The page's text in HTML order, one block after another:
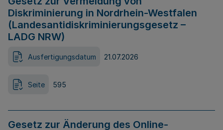
Diskriminierung in Nordrhein-Westfalen
(Landesantidiskriminierungsgesetz –
LADG NRW)
Ausfertigungsdatum 21.07.2026
Seite 595
Gesetz zur Änderung des Online-